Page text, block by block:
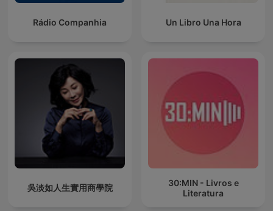
Rádio Companhia Un Libro Una Hora
吳淡如人生實用商學院
30:MIN - Livros e
Literatura